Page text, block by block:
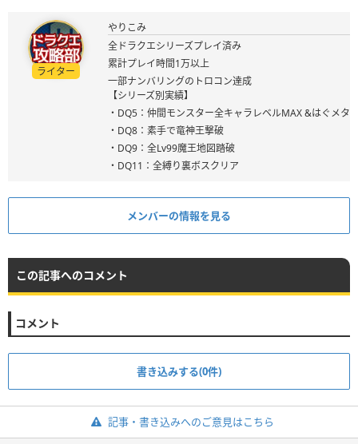
ライター
やりこみ
全ドラクエシリーズプレイ済み
累計プレイ時間1万以上
一部ナンバリングのトロコン達成
【シリーズ別実績】
・DQ5：仲間モンスター全キャラレベルMAX &はぐメタ
・DQ8：素手で竜神王撃破
・DQ9：全Lv99魔王地図踏破
・DQ11：全縛り裏ボスクリア
メンバーの情報を見る
この記事へのコメント
コメント
書き込みする(0件)
記事・書き込みへのご意見はこちら